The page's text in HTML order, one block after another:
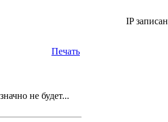
IP записан
Печать
не будет...